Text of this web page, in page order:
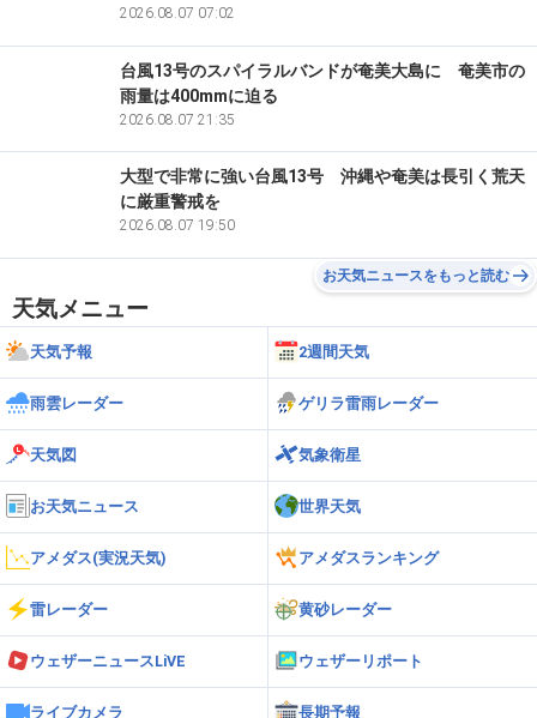
2026.08.07 07:02
台風13号のスパイラルバンドが奄美大島に 奄美市の
雨量は400mmに迫る
2026.08.07 21:35
大型で非常に強い台風13号 沖縄や奄美は長引く荒天
に厳重警戒を
2026.08.07 19:50
お天気ニュースをもっと読む
天気メニュー
天気予報 2週間天気
雨雲レーダー ゲリラ雷雨レーダー
天気図 気象衛星
お天気ニュース 世界天気
アメダス(実況天気) アメダスランキング
雷レーダー 黄砂レーダー
ウェザーニュースLiVE ウェザーリポート
ライブカメラ 長期予報